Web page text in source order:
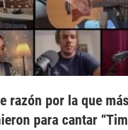
razón por la que
para cantar